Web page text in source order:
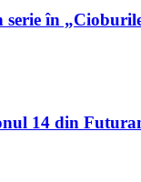
în
14 din